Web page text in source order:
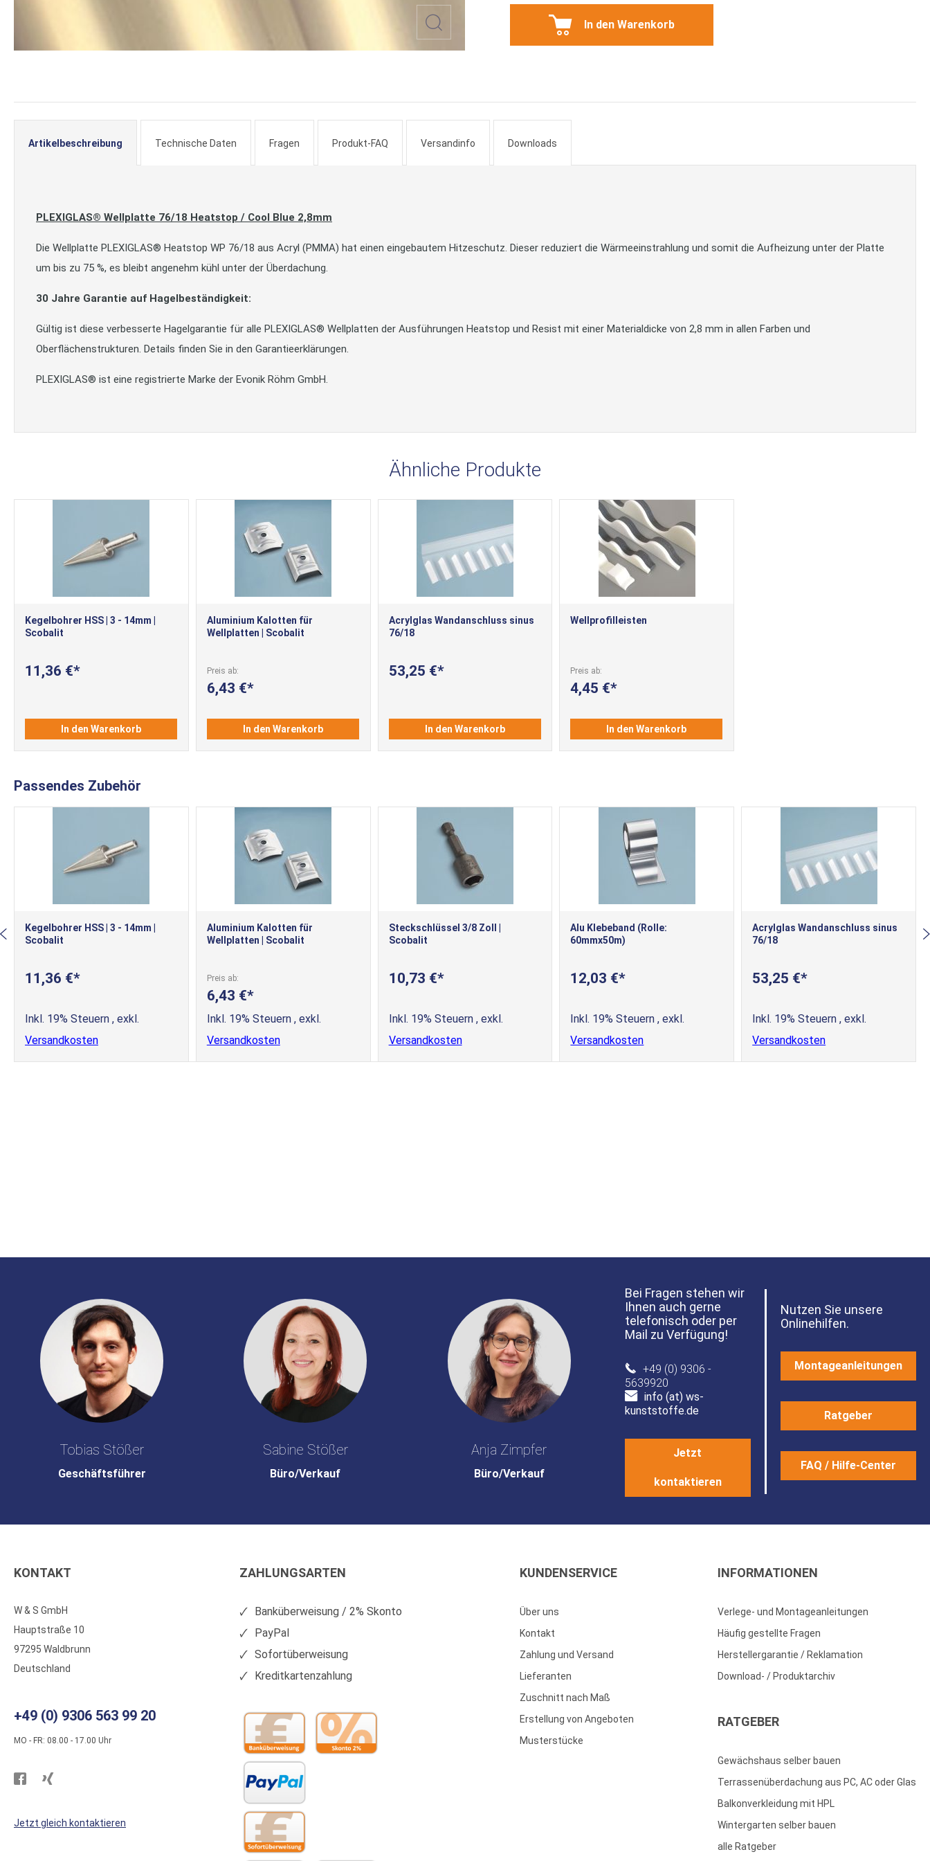
der
springen
In den Warenkorb
Artikelbeschreibung
PLEXIGLAS® Wellplatte 76/18 Heatstop / Cool Blue 2,8mm
Die Wellplatte PLEXIGLAS® Heatstop WP 76/18 aus Acryl (PMMA) hat einen eingebautem Hitzeschutz. Dieser reduziert die Wärmeeinstrahlung und somit die Aufheizung unter der Platte
um bis zu 75 %, es bleibt angenehm kühl unter der Überdachung.
30 Jahre Garantie auf Hagelbeständigkeit:
Gültig ist diese verbesserte Hagelgarantie für alle PLEXIGLAS® Wellplatten der Ausführungen Heatstop und Resist mit einer Materialdicke von 2,8 mm in allen Farben und
Oberflächenstrukturen. Details finden Sie in den Garantieerklärungen.
PLEXIGLAS® ist eine registrierte Marke der Evonik Röhm GmbH.
Technische Daten Fragen Produkt-FAQ Versandinfo Downloads
Ähnliche Produkte
Kegelbohrer HSS | 3 - 14mm |
Scobalit
11,36 €
In den Warenkorb
Aluminium Kalotten für
Wellplatten | Scobalit
Preis ab
6,43 €
In den Warenkorb
Acrylglas Wandanschluss sinus
76/18
53,25 €
In den Warenkorb
Wellprofilleisten
Preis ab
4,45 €
In den Warenkorb
Passendes Zubehör
Kegelbohrer HSS | 3 - 14mm |
Scobalit
11,36 €
Inkl. 19% Steuern , exkl.
Versandkosten
Aluminium Kalotten für
Wellplatten | Scobalit
Preis ab
6,43 €
Inkl. 19% Steuern , exkl.
Versandkosten
Steckschlüssel 3/8 Zoll |
Scobalit
10,73 €
Inkl. 19% Steuern , exkl.
Versandkosten
Alu Klebeband (Rolle:
60mmx50m)
12,03 €
Inkl. 19% Steuern, exkl.
Versandkosten
Acrylglas Wandanschluss sinus
76/18
53,25 €
Inkl. 19% Steuern, exkl.
Versandkosten
Tobias Stößer
Geschäftsführer
Sabine Stößer
Büro/Verkauf
Anja Zimpfer
Büro/Verkauf
Bei Fragen stehen wir
Ihnen auch gerne
telefonisch oder per
Mail zu Verfügung!
+49 (0) 9306 -
5639920
info (at) ws-
kunststoffe.de
Jetzt
kontaktieren
Nutzen Sie unsere
Onlinehilfen.
Montageanleitungen
Ratgeber
FAQ / Hilfe-Center
KONTAKT
W & S GmbH
Hauptstraße 10
97295 Waldbrunn
Deutschland
+49 (0) 9306 563 99 20
MO - FR: 08.00 - 17.00 Uhr
Besuchen
WS
WS
Jetzt gleich kontaktieren
ZAHLUNGSARTEN
Banküberweisung / 2% Skonto
PayPal
Sofortüberweisung
Kreditkartenzahlung
KUNDENSERVICE
Über uns
Kontakt
Zahlung und Versand
Lieferanten
Zuschnitt nach Maß
Erstellung von Angeboten
Musterstücke
INFORMATIONEN
Verlege- und Montageanleitungen
Häufig gestellte Fragen
Herstellergarantie / Reklamation
Download- / Produktarchiv
RATGEBER
Gewächshaus selber bauen
Terrassenüberdachung aus PC, AC oder Glas
Balkonverkleidung mit HPL
Wintergarten selber bauen
alle Ratgeber